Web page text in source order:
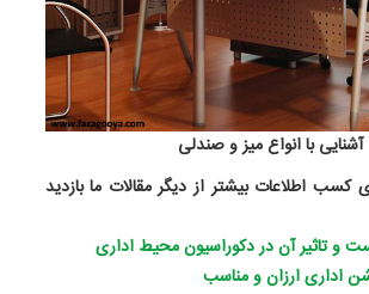
آشنایی با انواع میز و صندلی
کسب اطلاعات بیشتر از دیگر مقالات ما بازدید
و تاثیر آن در دکوراسیون محیط اداری
اداری ارزان و مناسب